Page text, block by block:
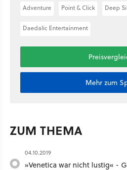
Adventure Point & Click Deep
Daedalic Entertainment
Mehr zum
ZUM THEMA
04.10.2019
»Venetica war nicht lustig« -